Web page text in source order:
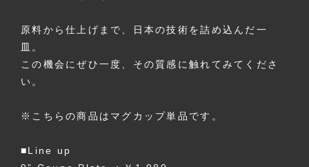
原料から仕上げまで、日本の技術を詰め込んだ一
皿。
この機会にぜひ一度、その質感に触れてみてくださ
い。
※こちらの商品はマグカップ単品です。
■Line up